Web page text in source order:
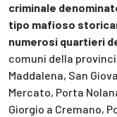
criminale
tipo mafioso
numerosi quartieri
comuni della
Maddalena, San
Mercato, Porta
Giorgio a Cremano,